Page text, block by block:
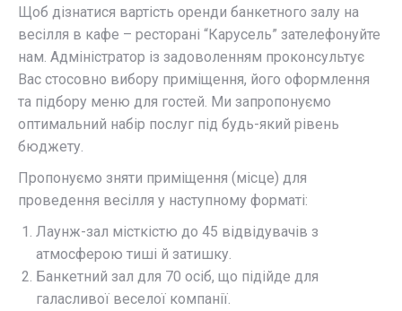
Щоб дізнатися вартість оренди банкетного залу на
весілля в кафе – ресторані “Карусель” зателефонуйте
нам. Адміністратор із задоволенням проконсультує
Вас стосовно вибору приміщення, його оформлення
та підбору меню для гостей. Ми запропонуємо
оптимальний набір послуг під будь-який рівень
бюджету.
Пропонуємо зняти приміщення (місце) для
проведення весілля у наступному форматі:
Лаунж-зал місткістю до 45 відвідувачів з
атмосферою тиші й затишку.
Банкетний зал для 70 осіб, що підійде для
галасливої ​​веселої компанії.